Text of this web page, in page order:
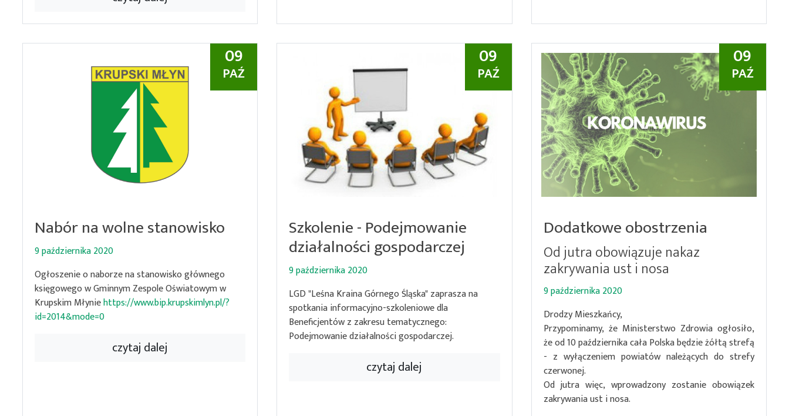
09
PAŹ
Nabór na wolne stanowisko
9 października 2020
Ogłoszenie o naborze na stanowisko głównego
księgowego w Gminnym Zespole Oświatowym w
Krupskim Młyniehttps://www.bip.krupskimlyn.pl/?
id=2014&mode=0
czytaj dalej
09
PAŹ
Szkolenie - Podejmowanie
działalności gospodarczej
9 października 2020
LGD "Leśna Kraina Górnego Śląska" zaprasza na
spotkania informacyjno-szkoleniowe dla
Beneficjentów z zakresu tematycznego:
Podejmowanie działalności gospodarczej.
czytaj dalej
09
PAŹ
Dodatkowe obostrzenia
Od jutra obowiązuje nakaz
zakrywania ust i nosa
9 października 2020
Drodzy Mieszkańcy,
Przypominamy, że Ministerstwo Zdrowia ogłosiło,
że od 10 października cała Polska będzie żółtą strefą
- z wyłączeniem powiatów należących do strefy
czerwonej.
Od jutra więc, wprowadzony zostanie obowiązek
zakrywania ust i nosa.